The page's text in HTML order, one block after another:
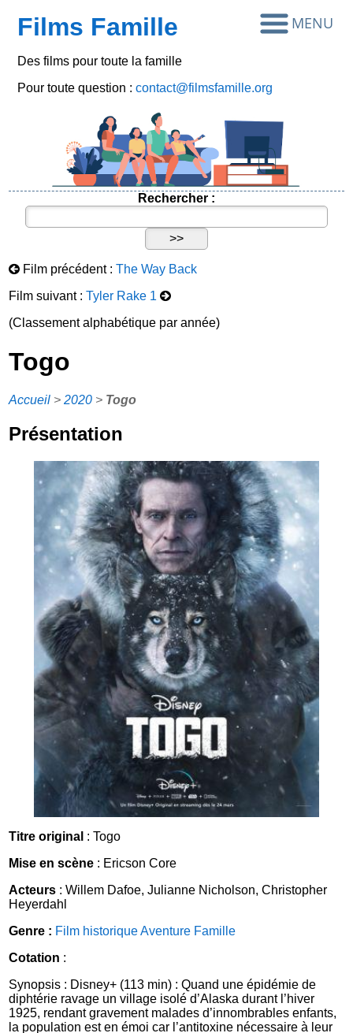
Films Famille
Des films pour toute la famille
Pour toute question :contact@filmsfamille.org
Rechercher :
Film précédent :The Way Back
Film suivant :Tyler Rake 1
(Classement alphabétique par année)
Togo
Accueil >2020 > Togo
Présentation
Titre original : Togo
Mise en scène : Ericson Core
Acteurs : Willem Dafoe, Julianne Nicholson, Christopher
Heyerdahl
Genre : Film historiqueAventure Famille
Cotation :
Synopsis : Disney+ (113 min) : Quand une épidémie de
diphtérie ravage un village isolé d’Alaska durant l’hiver
1925, rendant gravement malades d’innombrables enfants,
la population est en émoi car l’antitoxine nécessaire à leur